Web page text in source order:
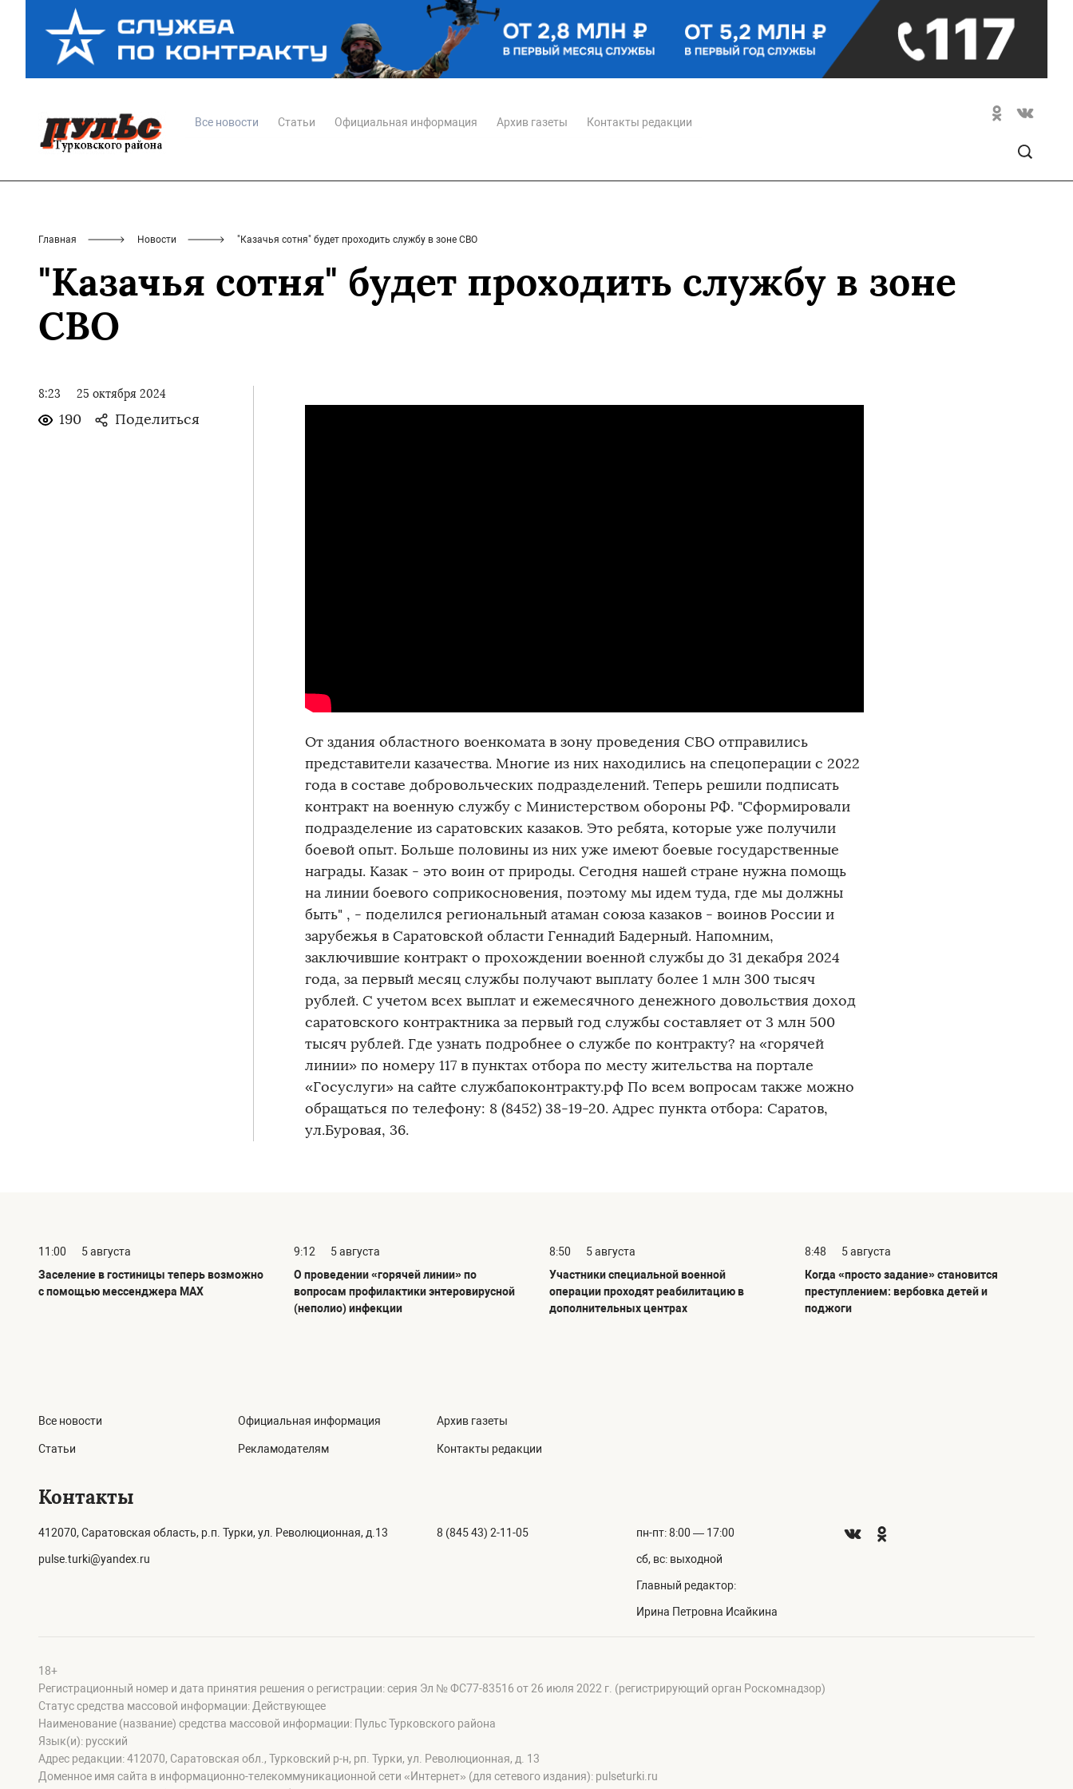
Все новости Статьи Официальная информация Архив газеты Контакты редакции
Главная Новости "Казачья сотня" будет проходить службу в зоне СВО
"Казачья сотня" будет проходить службу в зоне
СВО
8:23 25 октября 2024
190 Поделиться
От здания областного военкомата в зону проведения СВО отправились
представители казачества. Многие из них находились на спецоперации с 2022
года в составе добровольческих подразделений. Теперь решили подписать
контракт на военную службу с Министерством обороны РФ. "Сформировали
подразделение из саратовских казаков. Это ребята, которые уже получили
боевой опыт. Больше половины из них уже имеют боевые государственные
награды. Казак - это воин от природы. Сегодня нашей стране нужна помощь
на линии боевого соприкосновения, поэтому мы идем туда, где мы должны
быть" , - поделился региональный атаман союза казаков - воинов России и
зарубежья в Саратовской области Геннадий Бадерный. Напомним,
заключившие контракт о прохождении военной службы до 31 декабря 2024
года, за первый месяц службы получают выплату более 1 млн 300 тысяч
рублей. С учетом всех выплат и ежемесячного денежного довольствия доход
саратовского контрактника за первый год службы составляет от 3 млн 500
тысяч рублей. Где узнать подробнее о службе по контракту? на «горячей
линии» по номеру 117 в пунктах отбора по месту жительства на портале
«Госуслуги» на сайте службапоконтракту.рф По всем вопросам также можно
обращаться по телефону: 8 (8452) 38-19-20. Адрес пункта отбора: Саратов,
ул.Буровая, 36.
11:00
5 августа
Заселение в гостиницы теперь возможно
с помощью мессенджера MAX
9:12
5 августа
О проведении «горячей линии» по
вопросам профилактики энтеровирусной
(неполио) инфекции
8:50
5 августа
Участники специальной военной
операции проходят реабилитацию в
дополнительных центрах
8:48
5 августа
Когда «просто задание» становится
преступлением: вербовка детей и
поджоги
Все новости
Статьи
Официальная информация
Рекламодателям
Архив газеты
Контакты редакции
Контакты
412070, Саратовская область, р.п. Турки, ул. Революционная, д.13
pulse.turki@yandex.ru
8 (845 43) 2-11-05 пн-пт: 8:00 — 17:00
сб, вс: выходной
Главный редактор:
Ирина Петровна Исайкина
18+
Регистрационный номер и дата принятия решения о регистрации: серия Эл № ФС77-83516 от 26 июля 2022 г. (регистрирующий орган Роскомнадзор)
Статус средства массовой информации: Действующее
Наименование (название) средства массовой информации: Пульс Турковского района
Язык(и): русский
Адрес редакции: 412070, Саратовская обл., Турковский р-н, рп. Турки, ул. Революционная, д. 13
Доменное имя сайта в информационно-телекоммуникационной сети «Интернет» (для сетевого издания): pulseturki.ru